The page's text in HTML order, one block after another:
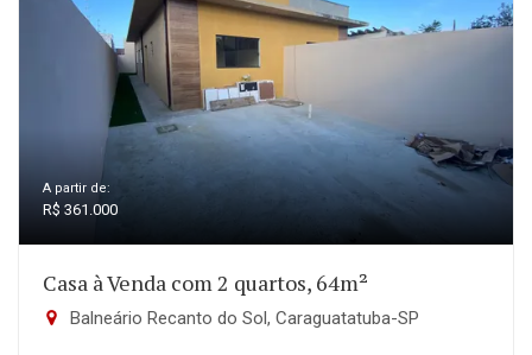
A partir de:
R$ 361.000
Casa à Venda com 2 quartos, 64m²
Balneário Recanto do Sol, Caraguatatuba-SP